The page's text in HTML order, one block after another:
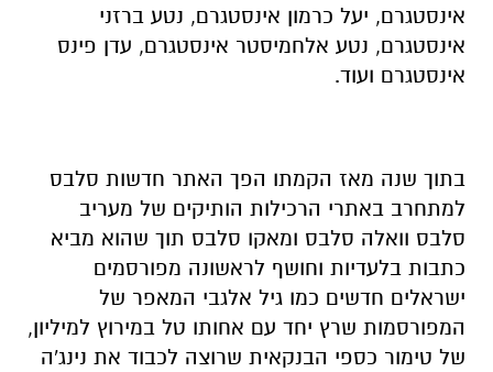
אינסטגרם, יעל כרמון אינסטגרם, נטע ברזני
אינסטגרם, נטע אלחמיסטר אינסטגרם, עדן פינס
אינסטגרם ועוד.
בתוך שנה מאז הקמתו הפך האתר חדשות סלבס
למתחרב באתרי הרכילות הותיקים של מעריב
סלבס וואלה סלבס ומאקו סלבס תוך שהוא מביא
כתבות בלעדיות וחושף לראשונה מפורסמים
ישראלים חדשים כמו גיל אלגבי המאפר של
המפורסמות שרץ יחד עם אחותו טל במירוץ למיליון,
של טימור כספי הבנקאית שרוצה לכבוד את נינג'ה